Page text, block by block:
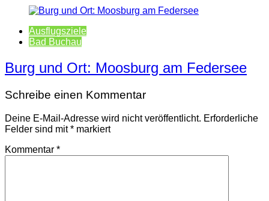
Ausflugsziele
Bad Buchau
Burg und Ort: Moosburg am Federsee
Schreibe einen Kommentar
Deine E-Mail-Adresse wird nicht veröffentlicht. Erforderliche
Felder sind mit* markiert
Kommentar *